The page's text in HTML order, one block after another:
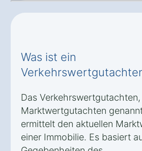
Was ist ein
Das
Marktwertgutachten
ermittelt den aktuellen
einer Immobilie. Es basiert